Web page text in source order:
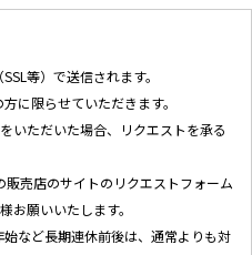
等）で送信されます。
に限らせていただきます。
ただいた場合、リクエストを承る
売店のサイトのリクエストフォーム
お願いいたします。
など長期連休前後は、通常よりも対